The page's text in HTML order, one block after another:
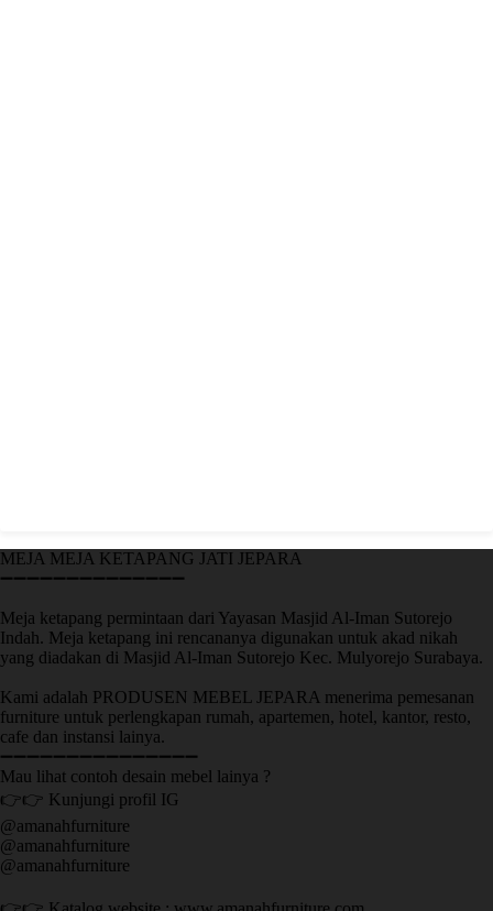
MEJA MEJA KETAPANG JATI JEPARA
➖➖➖➖➖➖➖➖➖➖➖➖➖➖
Meja ketapang permintaan dari Yayasan Masjid Al-Iman Sutorejo
Indah. Meja ketapang ini rencananya digunakan untuk akad nikah
yang diadakan di Masjid Al-Iman Sutorejo Kec. Mulyorejo Surabaya.
Kami adalah PRODUSEN MEBEL JEPARA menerima pemesanan
furniture untuk perlengkapan rumah, apartemen, hotel, kantor, resto,
cafe dan instansi lainya.
➖➖➖➖➖➖➖➖➖➖➖➖➖➖➖
Mau lihat contoh desain mebel lainya ?
👉👉 Kunjungi profil IG
@amanahfurniture
@amanahfurniture
@amanahfurniture